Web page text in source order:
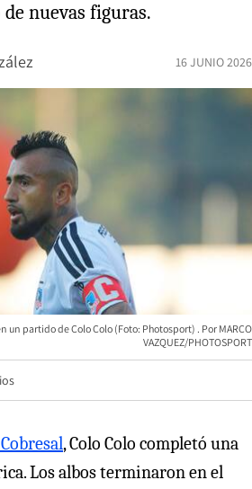
nuevas figuras.
16 JUNIO 2026
un partido de Colo Colo (Foto: Photosport)
MARCO
VAZQUEZ/PHOTOSPORT
, Colo Colo completó una
Los albos terminaron en el